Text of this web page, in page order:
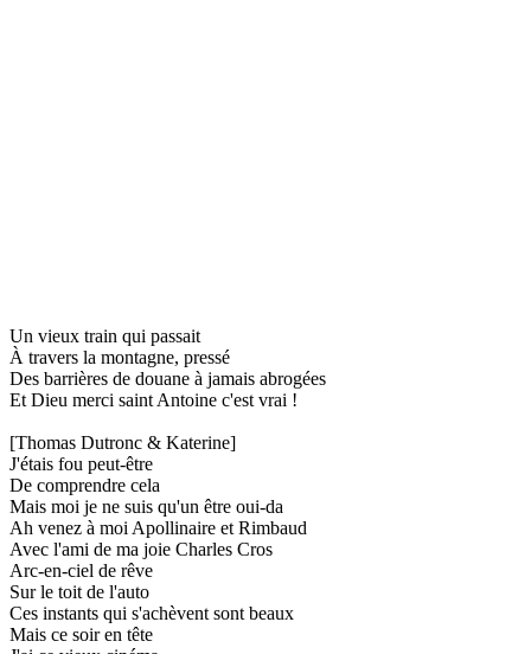
Un vieux train qui passait
À travers la montagne, pressé
Des barrières de douane à jamais abrogées
Et Dieu merci saint Antoine c'est vrai !
[Thomas Dutronc & Katerine]
J'étais fou peut-être
De comprendre cela
Mais moi je ne suis qu'un être oui-da
Ah venez à moi Apollinaire et Rimbaud
Avec l'ami de ma joie Charles Cros
Arc-en-ciel de rêve
Sur le toit de l'auto
Ces instants qui s'achèvent sont beaux
Mais ce soir en tête